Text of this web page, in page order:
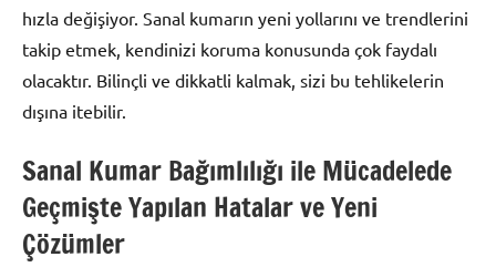
hızla değişiyor. Sanal kumarın yeni yollarını ve trendlerini
takip etmek, kendinizi koruma konusunda çok faydalı
olacaktır. Bilinçli ve dikkatli kalmak, sizi bu tehlikelerin
dışına itebilir.
Sanal Kumar Bağımlılığı ile Mücadelede
Geçmişte Yapılan Hatalar ve Yeni
Çözümler